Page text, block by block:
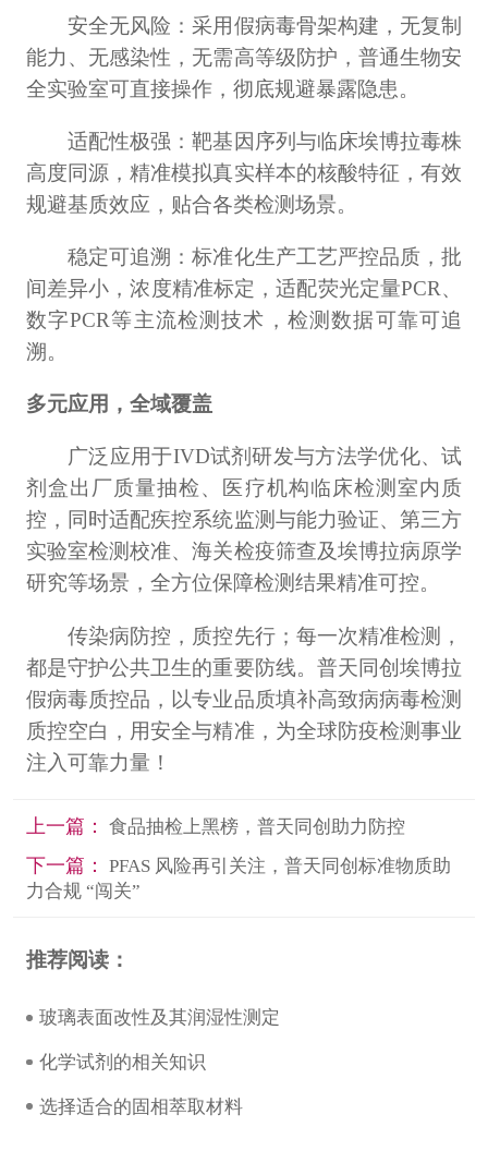
安全无风险：采用假病毒骨架构建，无复制
能力、无感染性，无需高等级防护，普通生物安
全实验室可直接操作，彻底规避暴露隐患。
适配性极强：靶基因序列与临床埃博拉毒株
高度同源，精准模拟真实样本的核酸特征，有效
规避基质效应，贴合各类检测场景。
稳定可追溯：标准化生产工艺严控品质，批
间差异小，浓度精准标定，适配荧光定量PCR、
数字PCR等主流检测技术，检测数据可靠可追
溯。
多元应用，全域覆盖
广泛应用于IVD试剂研发与方法学优化、试
剂盒出厂质量抽检、医疗机构临床检测室内质
控，同时适配疾控系统监测与能力验证、第三方
实验室检测校准、海关检疫筛查及埃博拉病原学
研究等场景，全方位保障检测结果精准可控。
传染病防控，质控先行；每一次精准检测，
都是守护公共卫生的重要防线。普天同创埃博拉
假病毒质控品，以专业品质填补高致病病毒检测
质控空白，用安全与精准，为全球防疫检测事业
注入可靠力量！
上一篇： 食品抽检上黑榜，普天同创助力防控
下一篇：
PFAS 风险再引关注，普天同创标准物质助
力合规 “闯关”
推荐阅读：
玻璃表面改性及其润湿性测定
化学试剂的相关知识
选择适合的固相萃取材料